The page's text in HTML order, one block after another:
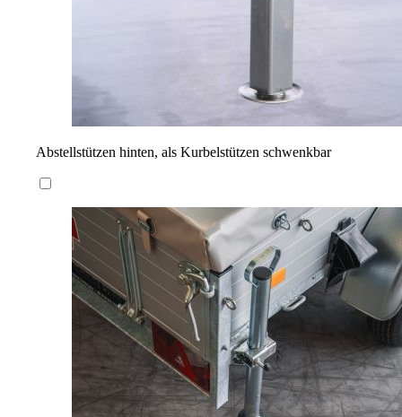
Abstellstützen hinten, als Kurbelstützen schwenkbar